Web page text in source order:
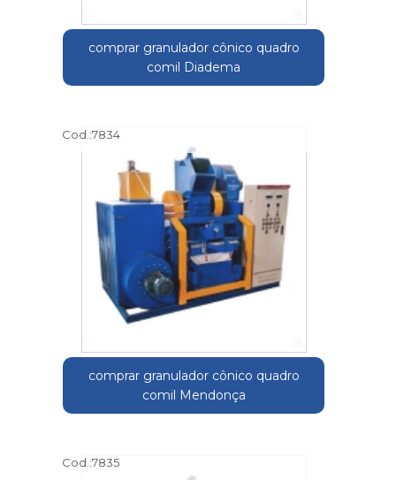
comprar granulador cônico quadro
comil Diadema
Cod.:7834
comprar granulador cônico quadro
comil Mendonça
Cod.:7835